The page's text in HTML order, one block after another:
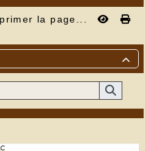
la page...
